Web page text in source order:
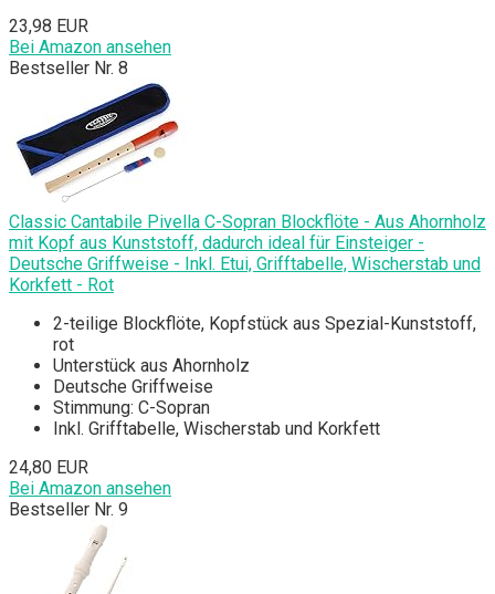
23,98 EUR
Bei Amazon ansehen
Bestseller Nr. 8
Classic Cantabile Pivella C-Sopran Blockflöte - Aus Ahornholz
mit Kopf aus Kunststoff, dadurch ideal für Einsteiger -
Deutsche Griffweise - Inkl. Etui, Grifftabelle, Wischerstab und
Korkfett - Rot
2-teilige Blockflöte, Kopfstück aus Spezial-Kunststoff,
rot
Unterstück aus Ahornholz
Deutsche Griffweise
Stimmung: C-Sopran
Inkl. Grifftabelle, Wischerstab und Korkfett
24,80 EUR
Bei Amazon ansehen
Bestseller Nr. 9